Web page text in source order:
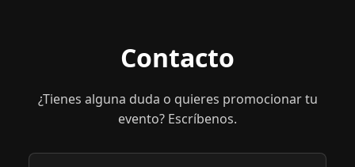
Contacto
¿Tienes alguna duda o quieres promocionar tu
evento? Escríbenos.